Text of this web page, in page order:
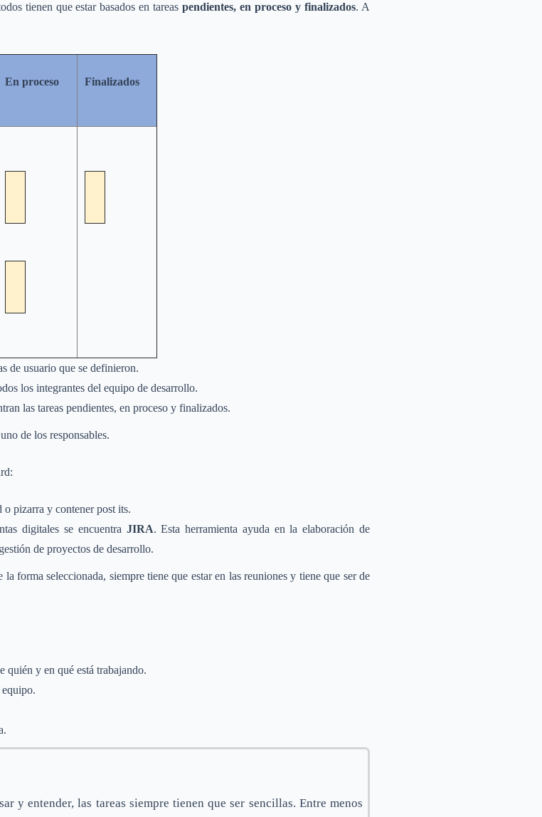
tienen que estar basados en tareaspendientes, en proceso y finalizados. A
En proceso Finalizados
de usuario que se definieron.
los integrantes del equipo de desarrollo.
las tareas pendientes, en proceso y finalizados.
de los responsables.
o pizarra y contener post its.
digitales se encuentra JIRA. Esta herramienta ayuda en la elaboración de
de proyectos de desarrollo.
forma seleccionada, siempre tiene que estar en las reuniones y tiene que ser de
quién y en qué está trabajando.
y entender, las tareas siempre tienen que ser sencillas. Entre menos